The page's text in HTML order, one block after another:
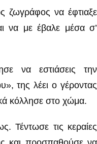
ζωγράφος να έφτιαξε
να με έβαλε μέσα σ’
να εστιάσεις την
της λέει ο γέροντας
κόλλησε στο χώμα.
Τέντωσε τις κεραίες